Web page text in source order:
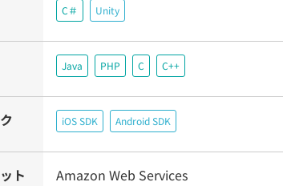
C＃ Unity
Java PHP C C++
iOS SDK Android SDK
ト
Amazon Web Services